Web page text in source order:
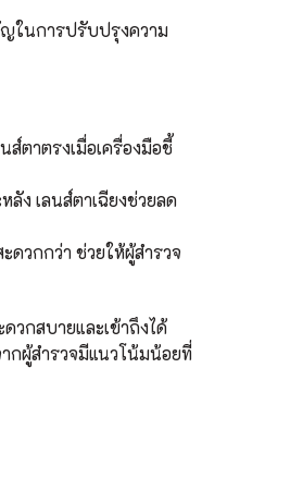
ในการปรับปรุงความ
ส์ตาตรงเมื่อเครื่องมือชี้
ง เลนส์ตาเฉียงช่วยลด
ดวกกว่า ช่วยให้ผู้สำรวจ
วกสบายและเข้าถึงได้
กผู้สำรวจมีแนวโน้มน้อยที่